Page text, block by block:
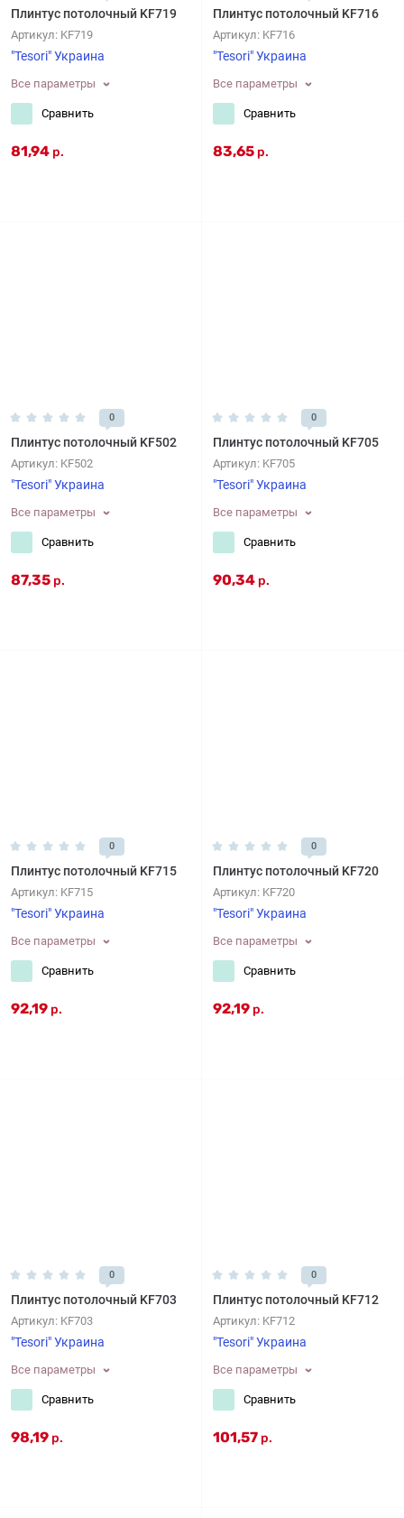
Плинтус потолочный KF719
Артикул: KF719
"Tesori" Украина
Все параметры
Сравнить
81,94 р.
Плинтус потолочный KF716
Артикул: KF716
"Tesori" Украина
Все параметры
Сравнить
83,65 р.
0
Плинтус потолочный KF502
Артикул: KF502
"Tesori" Украина
Все параметры
Сравнить
87,35 р.
0
Плинтус потолочный KF705
Артикул: KF705
"Tesori" Украина
Все параметры
Сравнить
90,34 р.
0
Плинтус потолочный KF715
Артикул: KF715
"Tesori" Украина
Все параметры
Сравнить
92,19 р.
0
Плинтус потолочный KF720
Артикул: KF720
"Tesori" Украина
Все параметры
Сравнить
92,19 р.
0
Плинтус потолочный KF703
Артикул: KF703
"Tesori" Украина
Все параметры
Сравнить
98,19 р.
0
Плинтус потолочный KF712
Артикул: KF712
"Tesori" Украина
Все параметры
Сравнить
101,57 р.